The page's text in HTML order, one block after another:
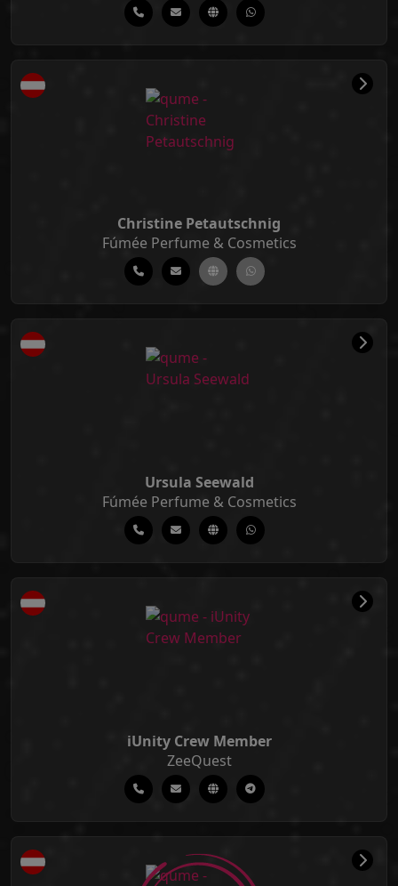
Christine Petautschnig
Fúmée Perfume & Cosmetics
Ursula Seewald
Fúmée Perfume & Cosmetics
iUnity Crew Member
ZeeQuest